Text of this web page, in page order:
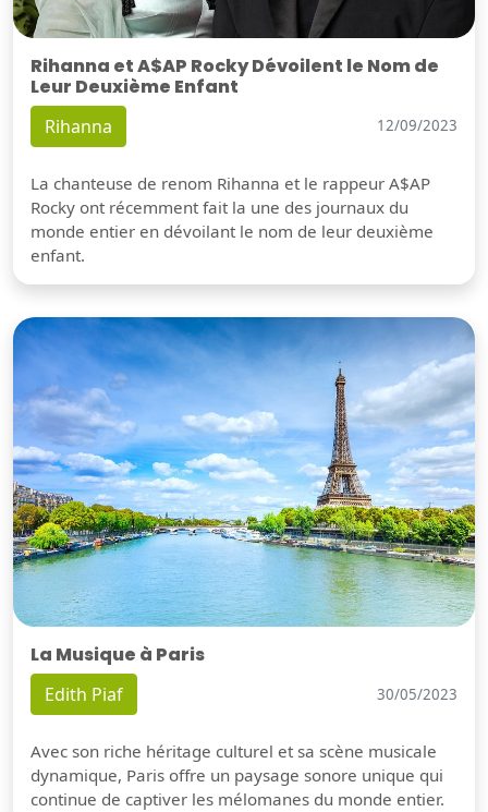
Rihanna et A$AP Rocky Dévoilent le Nom de
Leur Deuxième Enfant
Rihanna 12/09/2023
La chanteuse de renom Rihanna et le rappeur A$AP
Rocky ont récemment fait la une des journaux du
monde entier en dévoilant le nom de leur deuxième
enfant.
La Musique à Paris
Edith Piaf 30/05/2023
Avec son riche héritage culturel et sa scène musicale
dynamique, Paris offre un paysage sonore unique qui
continue de captiver les mélomanes du monde entier.